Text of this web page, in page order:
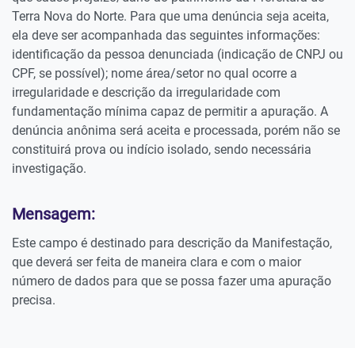
Terra Nova do Norte. Para que uma denúncia seja aceita,
ela deve ser acompanhada das seguintes informações:
identificação da pessoa denunciada (indicação de CNPJ ou
CPF, se possível); nome área/setor no qual ocorre a
irregularidade e descrição da irregularidade com
fundamentação mínima capaz de permitir a apuração. A
denúncia anônima será aceita e processada, porém não se
constituirá prova ou indício isolado, sendo necessária
investigação.
Mensagem:
Este campo é destinado para descrição da Manifestação,
que deverá ser feita de maneira clara e com o maior
número de dados para que se possa fazer uma apuração
precisa.